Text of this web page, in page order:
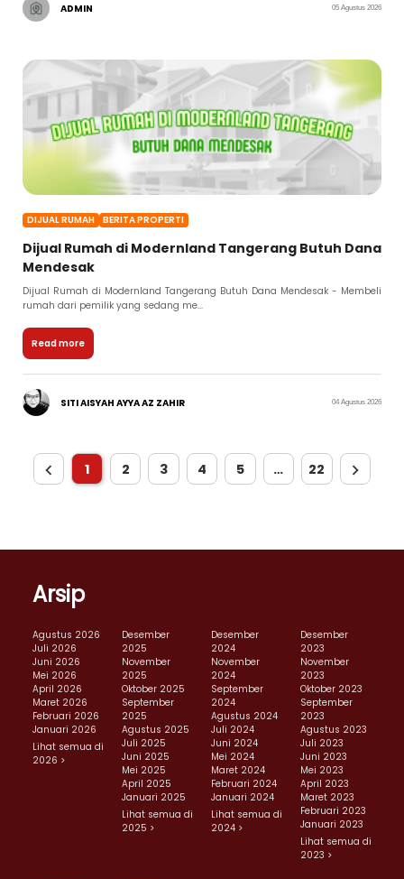
ADMIN 05 Agustus 2026
DIJUAL RUMAH BERITA PROPERTI
Dijual Rumah di Modernland Tangerang Butuh Dana
Mendesak
Dijual Rumah di Modernland Tangerang Butuh Dana Mendesak - Membeli
rumah dari pemilik yang sedang me...
Read more
SITI AISYAH AYYA AZ ZAHIR 04 Agustus 2026
1 2 3 4 5 … 22
Arsip
Agustus 2026
Juli 2026
Juni 2026
Mei 2026
April 2026
Maret 2026
Februari 2026
Januari 2026
Lihat semua di
2026 >
Desember
2025
November
2025
Oktober 2025
September
2025
Agustus 2025
Juli 2025
Juni 2025
Mei 2025
April 2025
Januari 2025
Lihat semua di
2025 >
Desember
2024
November
2024
September
2024
Agustus 2024
Juli 2024
Juni 2024
Mei 2024
Maret 2024
Februari 2024
Januari 2024
Lihat semua di
2024 >
Desember
2023
November
2023
Oktober 2023
September
2023
Agustus 2023
Juli 2023
Juni 2023
Mei 2023
April 2023
Maret 2023
Februari 2023
Januari 2023
Lihat semua di
2023 >